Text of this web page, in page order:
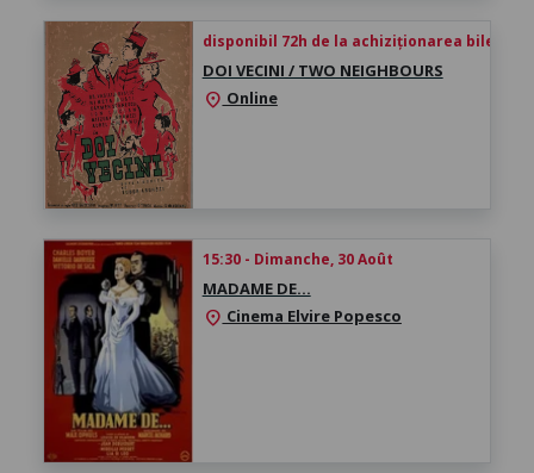
disponibil 72h de la achiziționarea biletului
DOI VECINI / TWO NEIGHBOURS
location_on Online
15:30 - Dimanche, 30 Août
MADAME DE…
location_on Cinema Elvire Popesco